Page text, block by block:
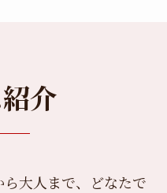
介
大人まで、どなたで